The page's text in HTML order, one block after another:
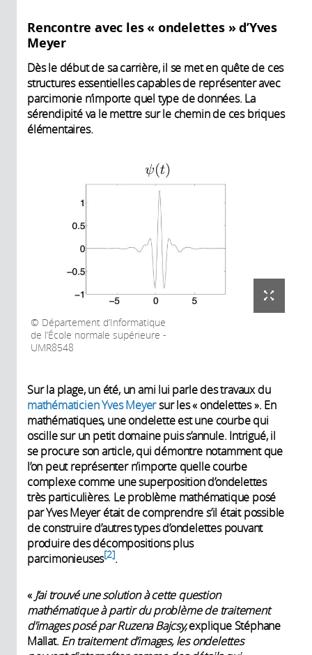
Rencontre avec les « ondelettes » d’Yves
Meyer
Dès le début de sa carrière, il se met en quête de ces
structures essentielles capables de représenter avec
parcimonie n’importe quel type de données. La
sérendipité va le mettre sur le chemin de ces briques
élémentaires.
Département d’Informatique
de l’École normale supérieure -
UMR8548
Sur la plage, un été, un ami lui parle des travaux du
mathématicien Yves Meyersur les « ondelettes ». En
mathématiques, une ondelette est une courbe qui
oscille sur un petit domaine puis s’annule. Intrigué, il
se procure son article, qui démontre notamment que
l’on peut représenter n’importe quelle courbe
complexe comme une superposition d’ondelettes
très particulières. Le problème mathématique posé
par Yves Meyer était de comprendre s’il était possible
de construire d’autres types d’ondelettes pouvant
produire des décompositions plus
parcimonieuses 2 .
« J’ai trouvé une solution à cette question
mathématique à partir du problème de traitement
d’images posé par Ruzena Bajcsy,explique Stéphane
Mallat. En traitement d’images, les ondelettes